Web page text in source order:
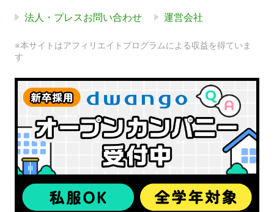
法人・プレスお問い合わせ 運営会社
※本サイトはアフィリエイトプログラムによる収益を得ていま
す